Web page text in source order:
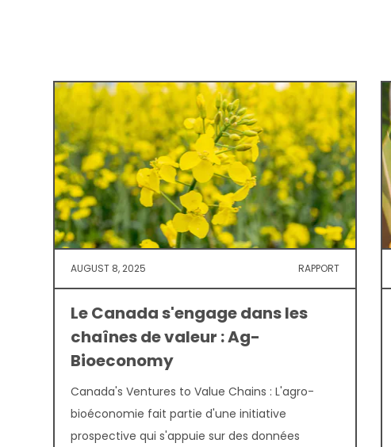
AUGUST 8, 2025 RAPPORT
Le Canada s'engage dans les
chaînes de valeur : Ag-
Bioeconomy
Canada's Ventures to Value Chains : L'agro-
bioéconomie fait partie d'une initiative
prospective qui s'appuie sur des données